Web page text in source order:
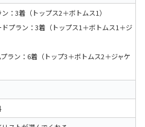
ン：3着（トップス2＋ボトムス1）
ドプラン：3着（トップス1＋ボトムス1＋ジ
プラン：6着（トップ3＋ボトムス2＋ジャケ